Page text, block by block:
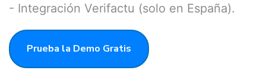
- Integración Verifactu (solo en España).
Prueba la Demo Gratis